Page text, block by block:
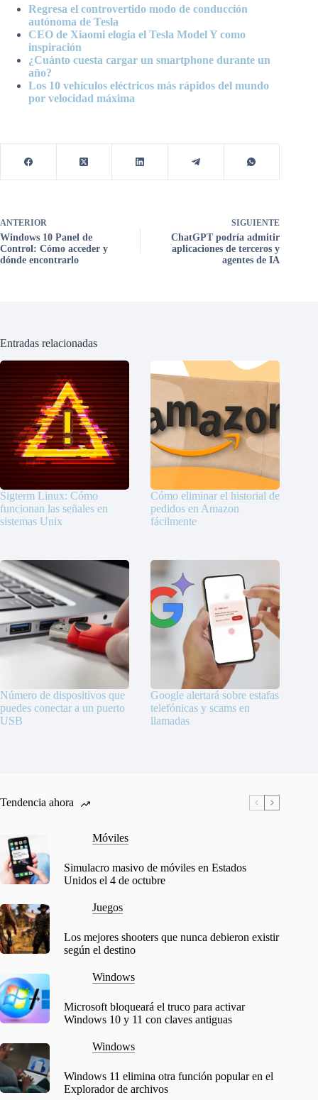
Regresa el controvertido modo de conducción
autónoma de Tesla
CEO de Xiaomi elogia el Tesla Model Y como
inspiración
¿Cuánto cuesta cargar un smartphone durante un
año?
Los 10 vehículos eléctricos más rápidos del mundo
por velocidad máxima
ANTERIOR
Windows 10 Panel de
Control: Cómo acceder y
dónde encontrarlo
SIGUIENTE
ChatGPT podría admitir
aplicaciones de terceros y
agentes de IA
Entradas relacionadas
Sigterm Linux: Cómo
funcionan las señales en
sistemas Unix
Cómo eliminar el historial de
pedidos en Amazon
fácilmente
Número de dispositivos que
puedes conectar a un puerto
USB
Google alertará sobre estafas
telefónicas y scams en
llamadas
Tendencia ahora
Móviles
Simulacro masivo de móviles en Estados
Unidos el 4 de octubre
Juegos
Los mejores shooters que nunca debieron existir
según el destino
Windows
Microsoft bloqueará el truco para activar
Windows 10 y 11 con claves antiguas
Windows
Windows 11 elimina otra función popular en el
Explorador de archivos